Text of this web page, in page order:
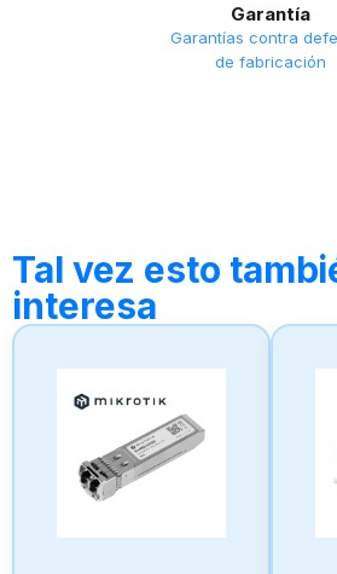
Garantía
Garantías contra
de fabricación
Tal vez esto
interesa